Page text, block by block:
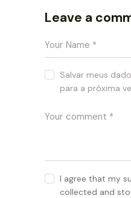
Leave a
Salvar meus
para a próxima
I agree that my
collected and